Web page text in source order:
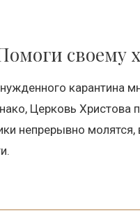
своему
карантина
Церковь Христова
непрерывно молятся,